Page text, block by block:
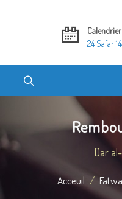
24 Safar
Dar
Acceuil Fatwa